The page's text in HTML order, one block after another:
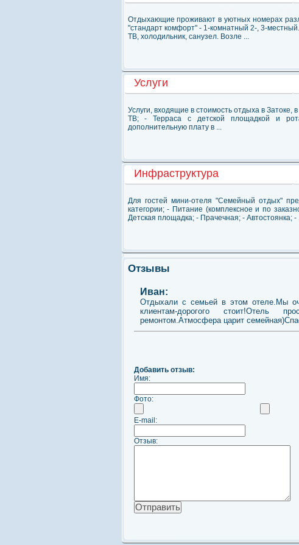
Отдыхающие проживают в уютных номерах
"стандарт комфорт" - 1-комнатный 2-, 3-
ТВ, холодильник, санузел. Возле ...
Услуги
Услуги, входящие в стоимость отдыха в
ТВ; - Терраса с детской площадкой и
дополнительную плату в ...
Инфраструктура
Для гостей мини-отеля "Семейный отдых"
категории; - Питание (комплексное и по
Детская площадка; - Прачечная; - Автостоянка; -
Отзывы
Иван:
Отдыхали с семьей в этом отеле.Мы
клиентам-дорогого стоит!Отель
ремонтом.Атмосфера царит
Добавить отзыв:
Имя:
Фото:
E-mail:
Отзыв: